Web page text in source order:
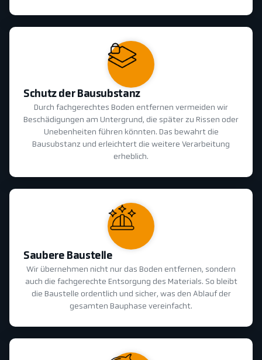
Schutz der Bausubstanz
Durch fachgerechtes Boden entfernen vermeiden wir
Beschädigungen am Untergrund, die später zu Rissen oder
Unebenheiten führen könnten. Das bewahrt die
Bausubstanz und erleichtert die weitere Verarbeitung
erheblich.
Saubere Baustelle
Wir übernehmen nicht nur das Boden entfernen, sondern
auch die fachgerechte Entsorgung des Materials. So bleibt
die Baustelle ordentlich und sicher, was den Ablauf der
gesamten Bauphase vereinfacht.